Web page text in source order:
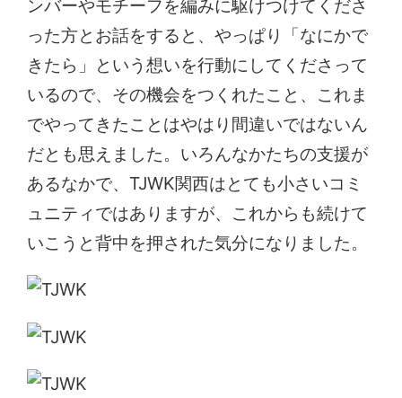
ンバーやモチーフを編みに駆けつけてくださ
った方とお話をすると、やっぱり「なにかで
きたら」という想いを行動にしてくださって
いるので、その機会をつくれたこと、これま
でやってきたことはやはり間違いではないん
だとも思えました。いろんなかたちの支援が
あるなかで、TJWK関西はとても小さいコミ
ュニティではありますが、これからも続けて
いこうと背中を押された気分になりました。